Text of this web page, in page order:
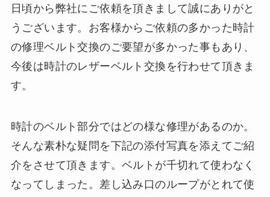
日頃から弊社にご依頼を頂きまして誠にありがと
うございます。お客様からご依頼の多かった時計
の修理ベルト交換のご要望が多かった事もあり、
今後は時計のレザーベルト交換を行わせて頂きま
す。
時計のベルト部分ではどの様な修理があるのか。
そんな素朴な疑問を下記の添付写真を添えてご紹
介をさせて頂きます。ベルトが千切れて使わなく
なってしまった。差し込み口のループがとれて使